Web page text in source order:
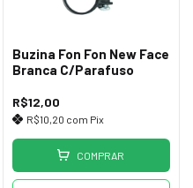
Buzina Fon Fon New Face
Branca C/Parafuso
R$12,00
R$10,20 com Pix
COMPRAR